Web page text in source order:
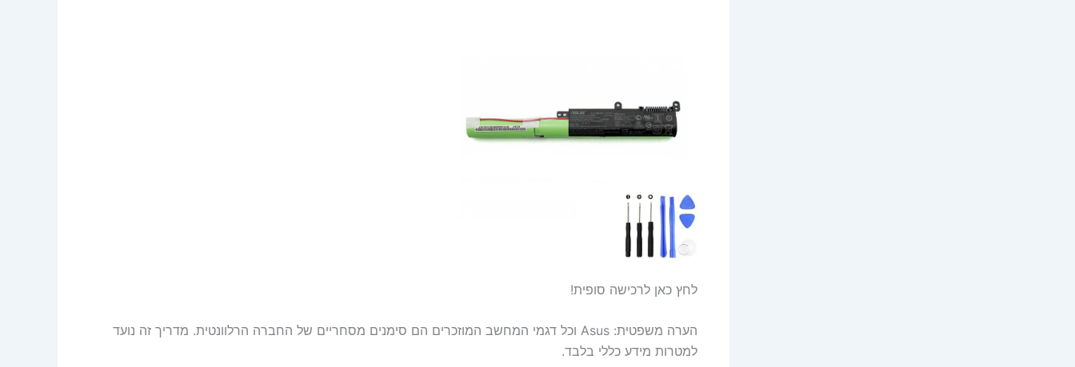
לחץ כאן לרכישה סופית!
הערה משפטית: Asus וכל דגמי המחשב המוזכרים הם סימנים מסחריים של החברה הרלוונטית. מדריך זה נועד
למטרות מידע כללי בלבד.